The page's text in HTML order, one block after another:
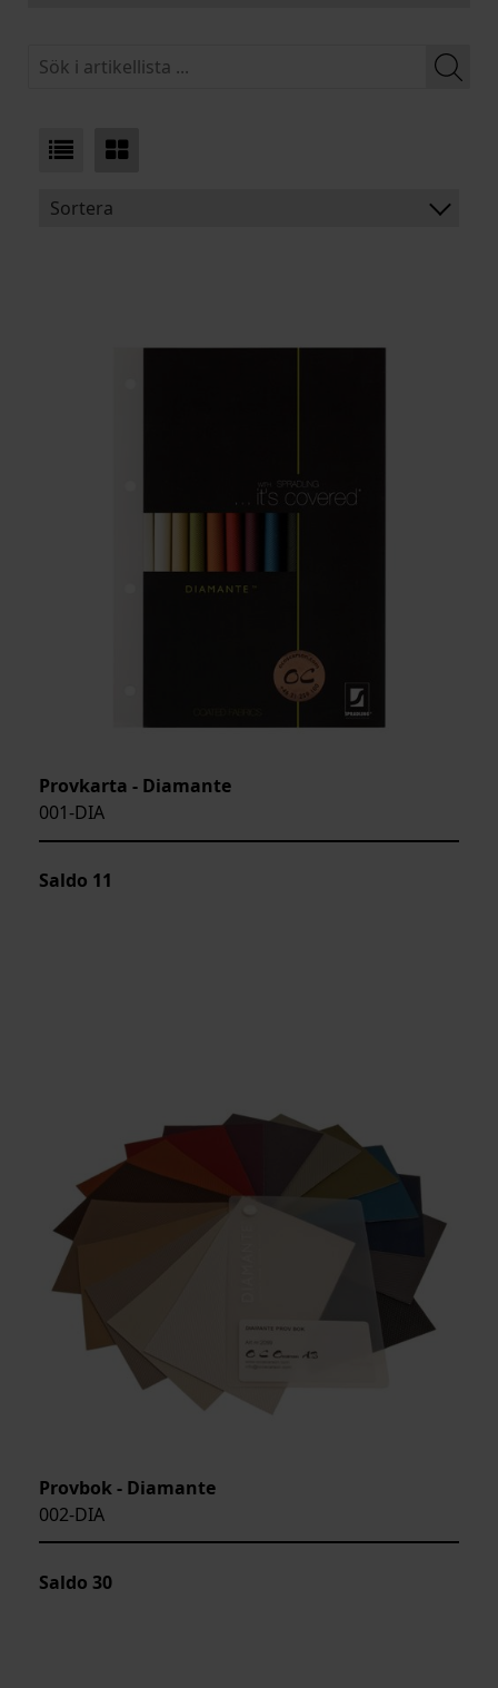
Sortera
Provkarta - Diamante
001-DIA
Saldo 11
Provbok - Diamante
002-DIA
Saldo 30